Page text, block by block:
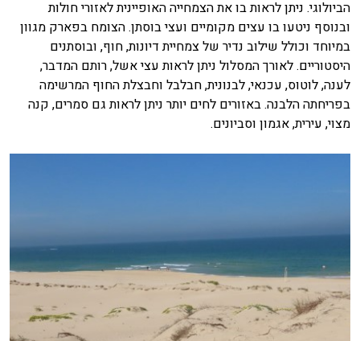
הביולוגי. ניתן לראות בו את הצמחייה האופיינית לאזורי חולות
ובנוסף ניטעו בו עצים מקומיים ועצי בוסתן. הצומח בפארק מגוון
במיוחד וכולל שילוב נדיר של צמחיית דיונות, חוף, ובוסתנים
היסטוריים. לאורך המסלול ניתן לראות עצי אשל, רותם המדבר,
לענה, לוטוס, עכנאי, לבנונית, חבלבל וחבצלת החוף המרשימה
בפריחתה הלבנה. באזורים לחים יותר ניתן לראות גם סמרים, קנה
מצוי, עירית, אגמון וסביונים.